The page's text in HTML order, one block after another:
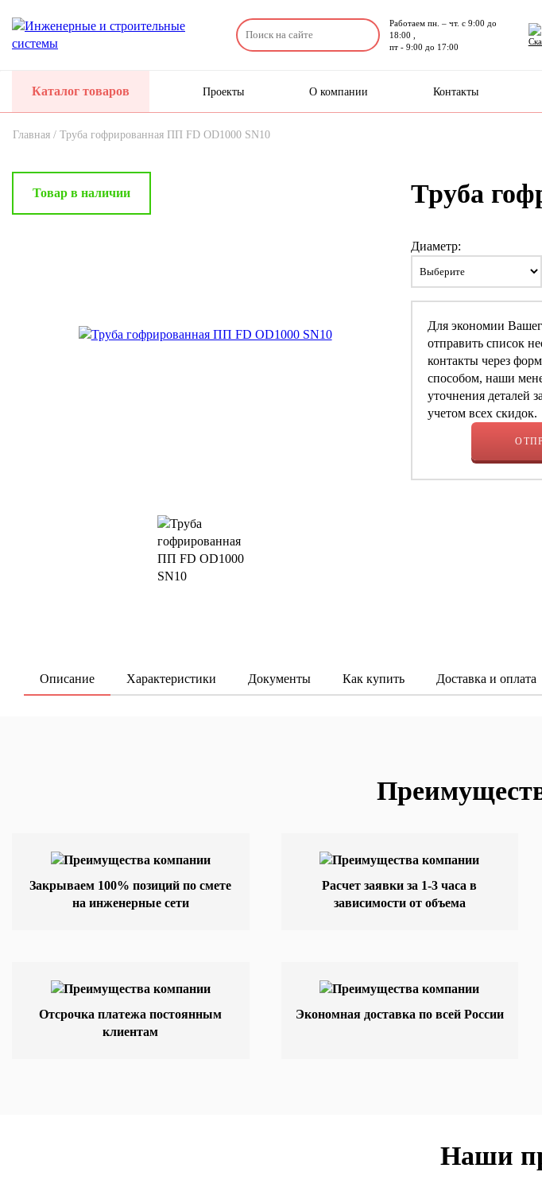
Работаем пн. – чт. с 9:00 до
18:00 ,
пт - 9:00 до 17:00
Каталог товаров Проекты О компании Контакты
Главная / Труба гофрированная ПП FD OD1000 SN10
Товар в наличии Труба
Диаметр:
Для экономии
отправить список
контакты через
способом, наши
уточнения деталей
учетом всех скидок.
Описание Характеристики Документы Как купить Доставка и оплата
Закрываем 100% позиций по смете
на инженерные сети
Расчет заявки за 1-3 часа в
зависимости от объема
Отсрочка платежа постоянным
клиентам
Экономная доставка по всей России
Наши